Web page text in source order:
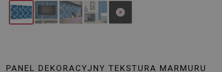
PANEL DEKORACYJNY TEKSTURA MARMURU